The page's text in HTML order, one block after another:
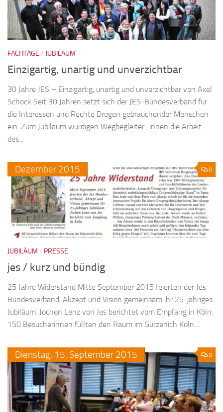
FACHTAGE / JUBILÄUM
Einzigartig, unartig und unverzichtbar
30 Jahre JES – Einzigartig, unartig und unverzichtbar von Axel
Schock Seit 30 Jahren setzt sich der JES-Bundesverband für
die Interessen und Rechte Drogen gebrauchender Menschen
ein. Zum Jubiläum würdigen Wegbegleiter_innen die Arbeit
des...
0
Dezember 2015
JUBILÄUM / PRESSE
jes / kurz und bündig
25 Jahre Widerstand Mitte September 2015 feierten der Jes
Bundesverband, Akzept und Vision gemeinsam ihr 25-jähriges
Jubiläum. Jochen Lenz von Jes berichtet vom Empfang in Köln.
150 Besucherinnen füllten den Raum im Gürzenich Köln....
0
Dienstag, 15. September 2015